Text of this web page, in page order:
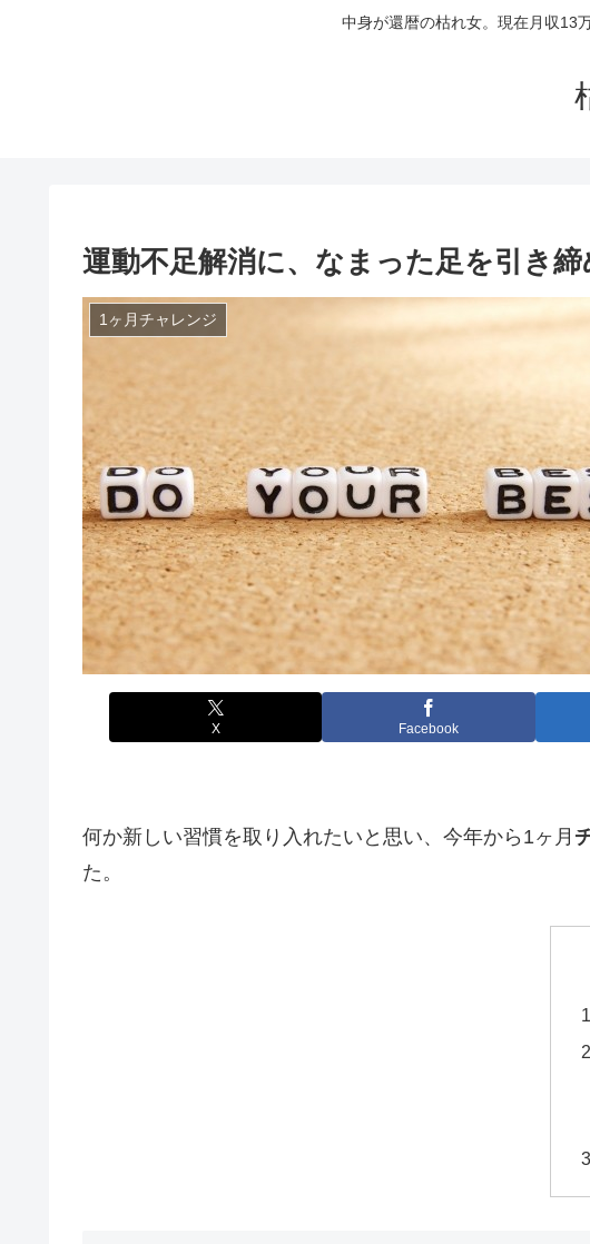
中身が還暦の枯れ女。現在月収13
運動不足解消に、なまった足を引き
1ヶ月チャレンジ
X Facebook
何か新しい習慣を取り入れたいと思い、今年から1ヶ月
た。